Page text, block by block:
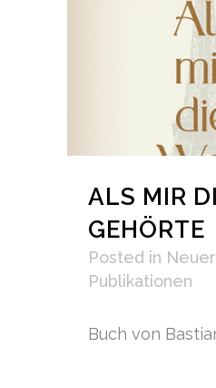
ALS MIR
GEHÖRTE
Posted in
Publikationen
Buch von